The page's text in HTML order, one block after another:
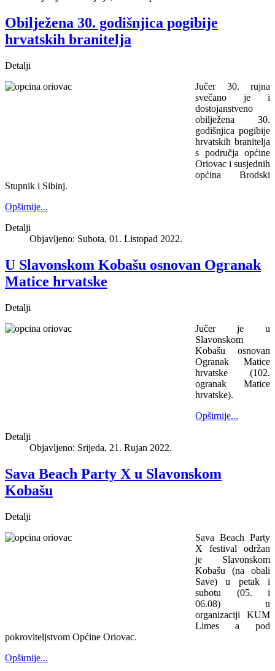
Obilježena 30. godišnjica pogibije
hrvatskih branitelja
Detalji
Jučer 30. rujna
svečano je i
dostojanstveno
obilježena 30.
godišnjica pogibije
hrvatskih branitelja
s područja općine
Oriovac i susjednih
općina Brodski
Stupnik i Sibinj.
Opširnije...
Detalji
Objavljeno: Subota, 01. Listopad 2022.
U Slavonskom Kobašu osnovan Ogranak
Matice hrvatske
Detalji
Jučer je u
Slavonskom
Kobašu osnovan
Ogranak Matice
hrvatske (102.
ogranak Matice
hrvatske).
Opširnije...
Detalji
Objavljeno: Srijeda, 21. Rujan 2022.
Sava Beach Party X u Slavonskom
Kobašu
Detalji
Sava Beach Party
X festival održan
je Slavonskom
Kobašu (na obali
Save) u petak i
subotu (05. i
06.08) u
organizaciji KUM
Limes a pod
pokroviteljstvom Općine Oriovac.
Opširnije...